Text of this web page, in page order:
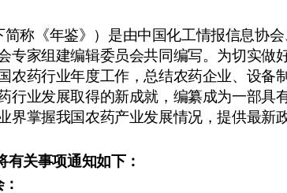
简称《年鉴》）是由中国化工情报信息协
专家组建编辑委员会共同编写。为切实做
农药行业年度工作，总结农药企业、设备
行业发展取得的新成就，编纂成为一部具
界掌握我国农药产业发展情况，提供最新
关事项通知如下：